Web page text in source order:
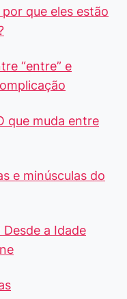
que eles estão
“entre” e
que muda entre
e minúsculas do
a Idade